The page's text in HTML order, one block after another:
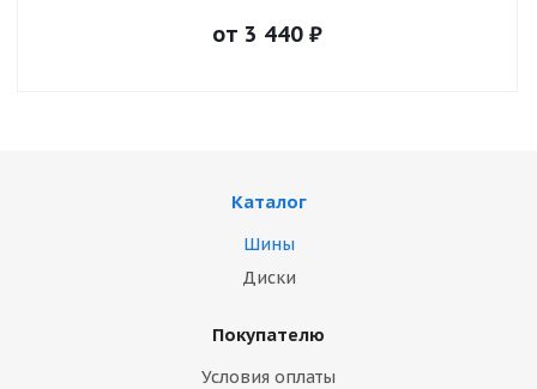
от 3 440 ₽
Каталог
Шины
Диски
Покупателю
Условия оплаты